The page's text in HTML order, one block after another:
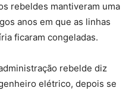
rebeldes mantiveram uma
anos em que as linhas
ficaram congeladas.
rebelde diz
elétrico, depois se